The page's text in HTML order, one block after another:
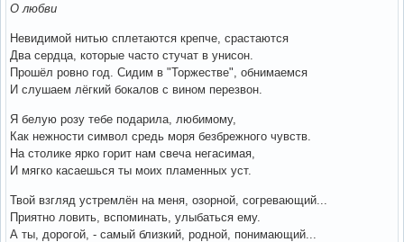
О любви
Невидимой нитью сплетаются крепче, срастаются
Два сердца, которые часто стучат в унисон.
Прошёл ровно год. Сидим в "Торжестве", обнимаемся
И слушаем лёгкий бокалов с вином перезвон.
Я белую розу тебе подарила, любимому,
Как нежности символ средь моря безбрежного чувств.
На столике ярко горит нам свеча негасимая,
И мягко касаешься ты моих пламенных уст.
Твой взгляд устремлён на меня, озорной, согревающий...
Приятно ловить, вспоминать, улыбаться ему.
А ты, дорогой, - самый близкий, родной, понимающий...